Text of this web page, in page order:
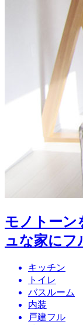
モノトーン
ュな家にフ
キッチン
トイレ
バスルーム
内装
戸建フル